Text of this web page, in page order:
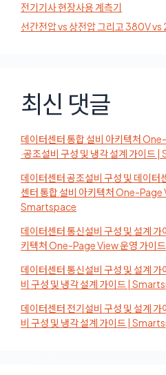
전기기사 현장사용 계측기
선간전압 vs 상전압 그리고
최신 댓글
데이터센터 통합 설비 아키텍처
·공조설비 구성 및 냉각 설계 가이드
데이터센터 공조설비 구성 및 데이터
센터 통합 설비 아키텍처 One-Page
Smartspace
데이터센터 통신설비 구성 및 설계 가
키텍처 One-Page View 운영 가이
데이터센터 통신설비 구성 및 설계 가
비 구성 및 냉각 설계 가이드 |
데이터센터 전기설비 구성 및 설계 가
비 구성 및 냉각 설계 가이드 |